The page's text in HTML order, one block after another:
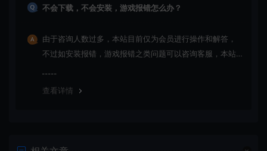
不会下载，不会安装，游戏报错怎么办？
由于咨询人数过多，本站目前仅为会员进行操作和解答，
不过如安装报错，游戏报错之类问题可以咨询客服，本站
查看详情